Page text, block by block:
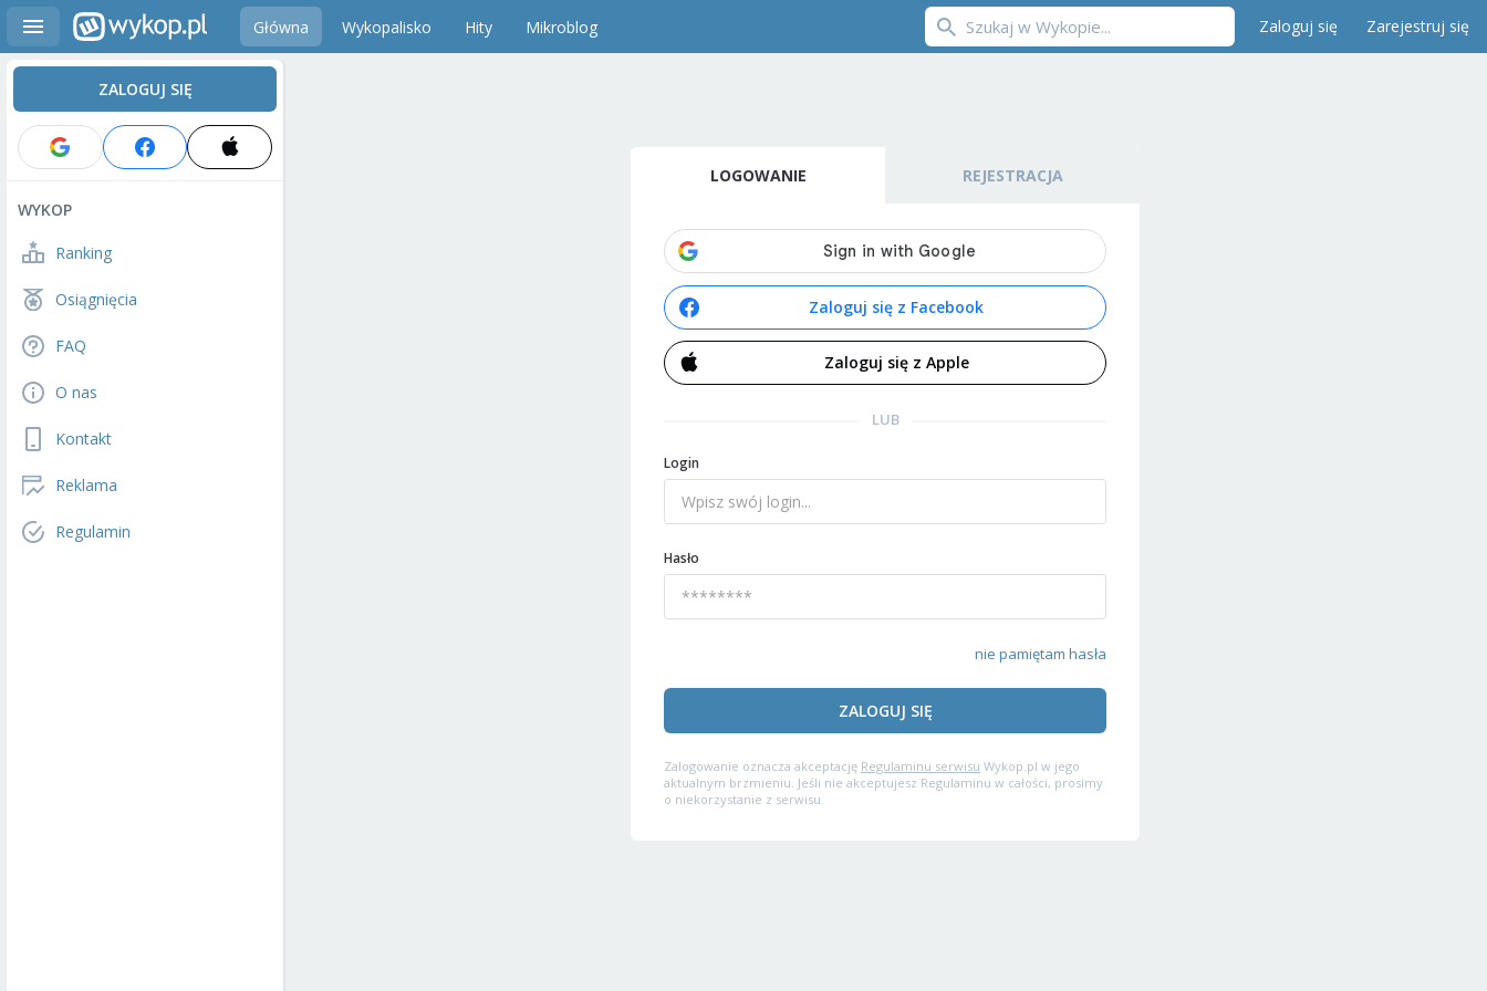
Główna Wykopalisko Hity Mikroblog Zaloguj się Zarejestruj się
ZALOGUJ SIĘ
WYKOP
Ranking
Osiągnięcia
FAQ
O nas
Kontakt
Reklama
Regulamin
LOGOWANIE REJESTRACJA
Zaloguj się z Facebook
Zaloguj się z Apple
LUB
Login
Hasło
nie pamiętam hasła
ZALOGUJ SIĘ
Zalogowanie oznacza akceptację Regulaminu serwisu Wykop.pl w jego
aktualnym brzmieniu. Jeśli nie akceptujesz Regulaminu w całości, prosimy
o niekorzystanie z serwisu.